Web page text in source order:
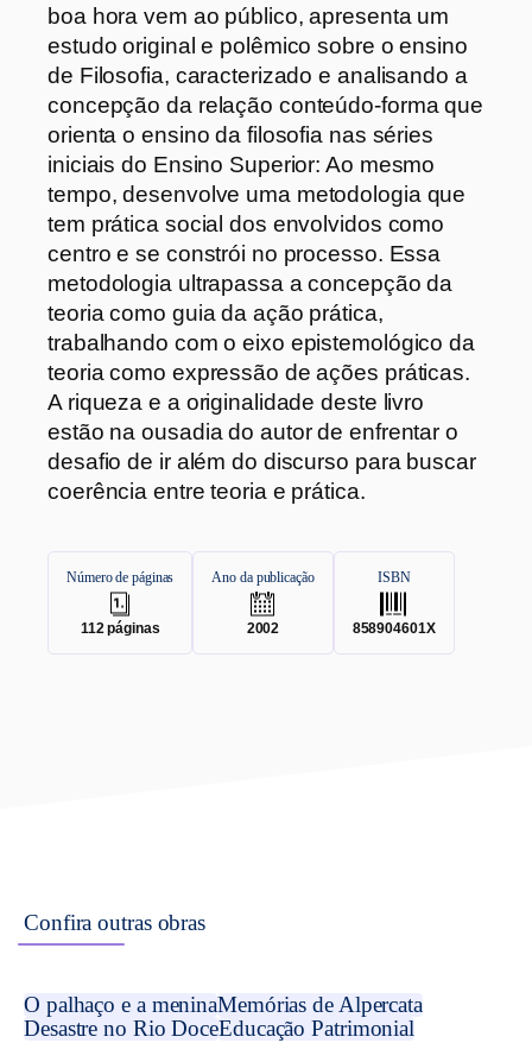
boa hora vem ao público, apresenta um
estudo original e polêmico sobre o ensino
de Filosofia, caracterizado e analisando a
concepção da relação conteúdo-forma que
orienta o ensino da filosofia nas séries
iniciais do Ensino Superior: Ao mesmo
tempo, desenvolve uma metodologia que
tem prática social dos envolvidos como
centro e se constrói no processo. Essa
metodologia ultrapassa a concepção da
teoria como guia da ação prática,
trabalhando com o eixo epistemológico da
teoria como expressão de ações práticas.
A riqueza e a originalidade deste livro
estão na ousadia do autor de enfrentar o
desafio de ir além do discurso para buscar
coerência entre teoria e prática.
Número de páginas
.
112páginas
Ano da publicação
.
2002
ISBN
858904601X
Confira outras obras
O palhaço e a meninaMemórias de Alpercata
Desastre no Rio DoceEducação Patrimonial